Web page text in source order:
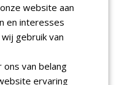
gunt
aan Jonkers
Group en
website aan
en interesses
gebruik van
van belang
ervaring